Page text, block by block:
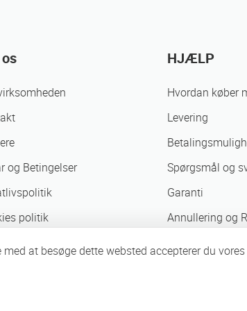
og Betingelser
politik
HJÆLP
Hvordan køber
Levering
Spørgsmål og
Garanti
Annullering og
at besøge dette websted accepterer du